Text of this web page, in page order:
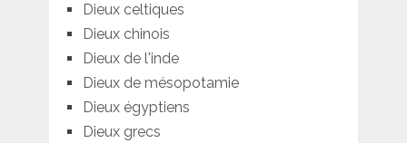
Dieux celtiques
Dieux chinois
Dieux de l'inde
Dieux de mésopotamie
Dieux égyptiens
Dieux grecs